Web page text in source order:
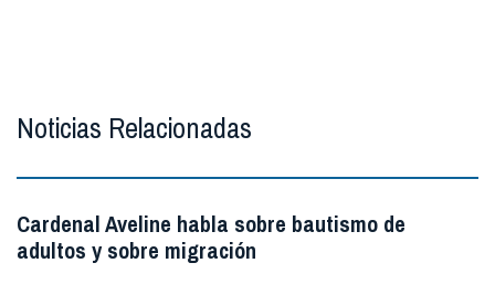
Noticias Relacionadas
Cardenal Aveline habla sobre bautismo de
adultos y sobre migración